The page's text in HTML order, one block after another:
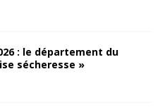
: le département du
sécheresse »